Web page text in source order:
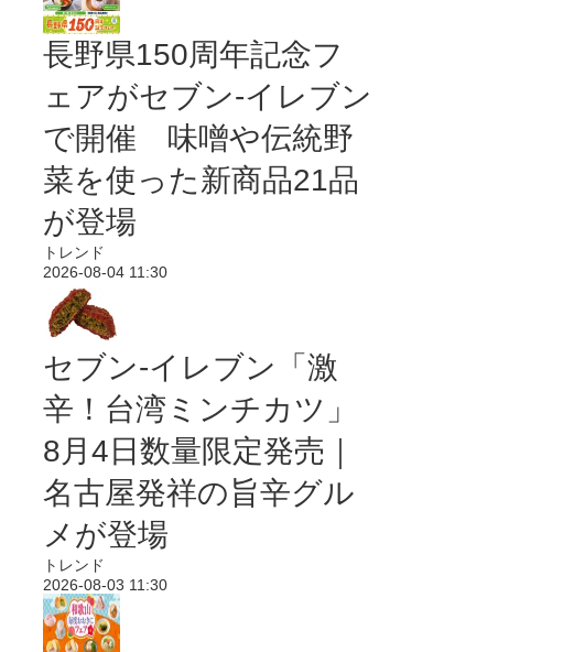
長野県150周年記念フ
ェアがセブン-イレブン
で開催 味噌や伝統野
菜を使った新商品21品
が登場
トレンド
2026-08-04 11:30
セブン-イレブン「激
辛！台湾ミンチカツ」
8月4日数量限定発売｜
名古屋発祥の旨辛グル
メが登場
トレンド
2026-08-03 11:30